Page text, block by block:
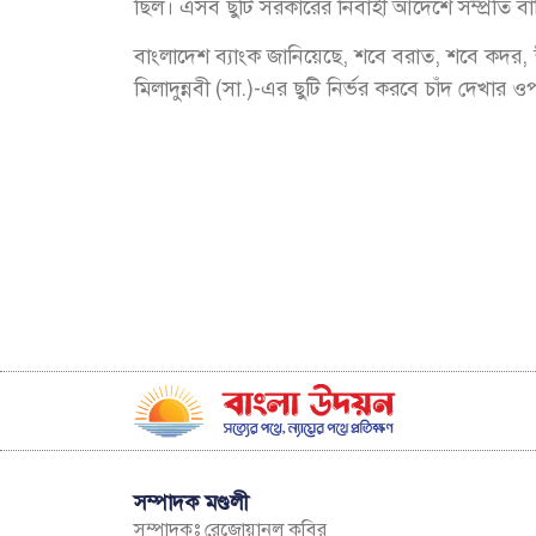
ছিল। এসব ছুটি সরকারের নির্বাহী আদেশে সম্প্রতি
বাংলাদেশ ব্যাংক জানিয়েছে, শবে বরাত, শবে
মিলাদুন্নবী (সা.)-এর ছুটি নির্ভর করবে চাঁদ দেখার
সম্পাদক মণ্ডলী
সম্পাদকঃ রেজোয়ানুল কবির